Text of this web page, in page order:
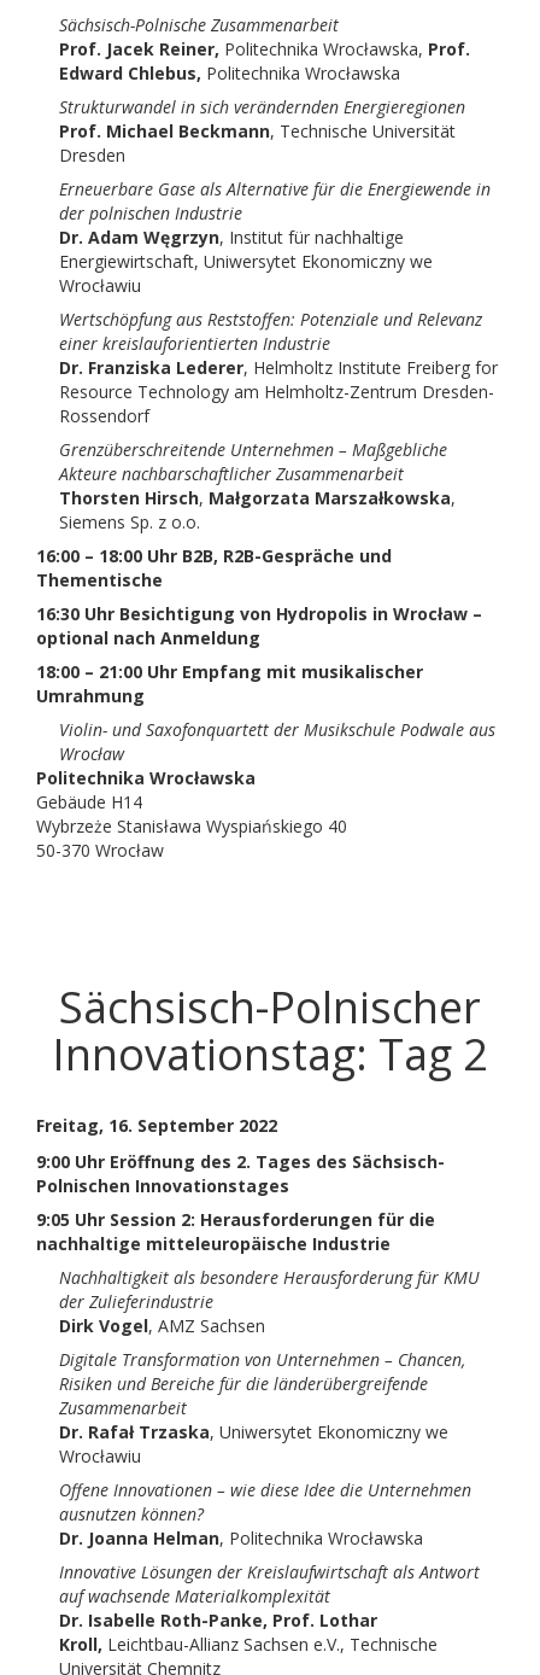
Sächsisch-Polnische Zusammenarbeit
Prof. Jacek Reiner, Politechnika Wrocławska, Prof.
Edward Chlebus, Politechnika Wrocławska
Strukturwandel in sich verändernden Energieregionen
Prof. Michael Beckmann, Technische Universität
Dresden
Erneuerbare Gase als Alternative für die Energiewende in
der polnischen Industrie
Dr. Adam Węgrzyn, Institut für nachhaltige
Energiewirtschaft, Uniwersytet Ekonomiczny we
Wrocławiu
Wertschöpfung aus Reststoffen: Potenziale und Relevanz
einer kreislauforientierten Industrie
Dr. Franziska Lederer, Helmholtz Institute Freiberg for
Resource Technology am Helmholtz-Zentrum Dresden-
Rossendorf
Grenzüberschreitende Unternehmen – Maßgebliche
Akteure nachbarschaftlicher Zusammenarbeit
Thorsten Hirsch, Małgorzata Marszałkowska,
Siemens Sp. z o.o.
16:00 – 18:00 Uhr B2B, R2B-Gespräche und
Thementische
16:30 Uhr Besichtigung von Hydropolis in Wrocław –
optional nach Anmeldung
18:00 – 21:00 Uhr Empfang mit musikalischer
Umrahmung
Violin- und Saxofonquartett der Musikschule Podwale aus
Wrocław
Politechnika Wrocławska
Gebäude H14
Wybrzeże Stanisława Wyspiańskiego 40
50-370 Wrocław
Sächsisch-Polnischer
Innovationstag: Tag 2
Freitag, 16. September 2022
9:00 Uhr Eröffnung des 2. Tages des Sächsisch-
Polnischen Innovationstages
9:05 Uhr Session 2: Herausforderungen für die
nachhaltige mitteleuropäische Industrie
Nachhaltigkeit als besondere Herausforderung für KMU
der Zulieferindustrie
Dirk Vogel, AMZ Sachsen
Digitale Transformation von Unternehmen – Chancen,
Risiken und Bereiche für die länderübergreifende
Zusammenarbeit
Dr. Rafał Trzaska, Uniwersytet Ekonomiczny we
Wrocławiu
Offene Innovationen – wie diese Idee die Unternehmen
ausnutzen können?
Dr. Joanna Helman, Politechnika Wrocławska
Innovative Lösungen der Kreislaufwirtschaft als Antwort
auf wachsende Materialkomplexität
Dr. Isabelle Roth-Panke, Prof. Lothar
Kroll, Leichtbau-Allianz Sachsen e.V., Technische
Universität Chemnitz